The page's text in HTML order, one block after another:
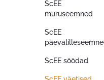
ScEE
muruseemned
ScEE
ScEE söödad